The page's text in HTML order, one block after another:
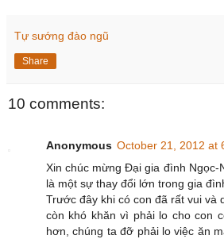
Tự sướng đào ngũ
Share
10 comments:
Anonymous October 21, 2012 at
Xin chúc mừng Đại gia đình Ngọc-
là một sự thay đổi lớn trong gia
Trước đây khi có con đã rất vui và
còn khó khăn vì phải lo cho con
hơn, chúng ta đỡ phải lo việc ăn